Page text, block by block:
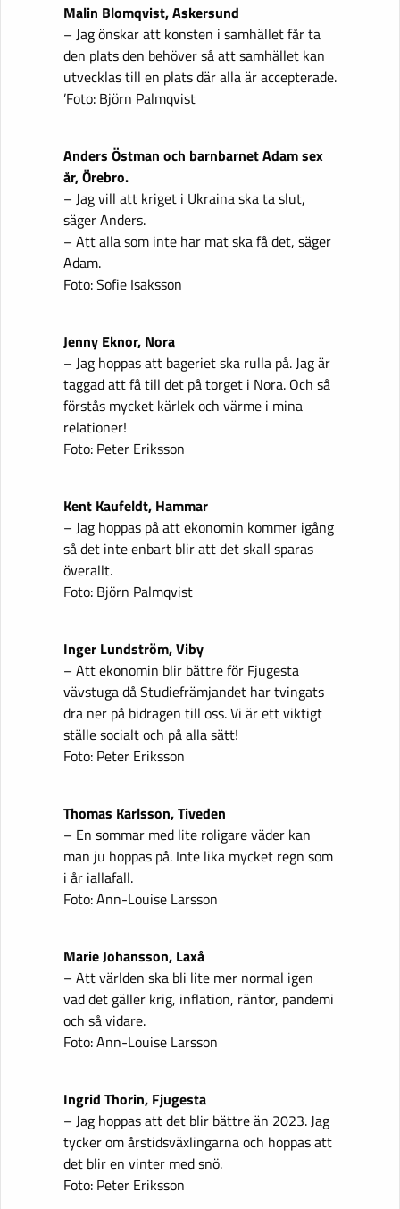
Malin Blomqvist, Askersund
– Jag önskar att konsten i samhället får ta
den plats den behöver så att samhället kan
utvecklas till en plats där alla är accepterade.
’Foto: Björn Palmqvist
Anders Östman och barnbarnet Adam sex
år, Örebro.
– Jag vill att kriget i Ukraina ska ta slut,
säger Anders.
– Att alla som inte har mat ska få det, säger
Adam.
Foto: Sofie Isaksson
Jenny Eknor, Nora
– Jag hoppas att bageriet ska rulla på. Jag är
taggad att få till det på torget i Nora. Och så
förstås mycket kärlek och värme i mina
relationer!
Foto: Peter Eriksson
Kent Kaufeldt, Hammar
– Jag hoppas på att ekonomin kommer igång
så det inte enbart blir att det skall sparas
överallt.
Foto: Björn Palmqvist
Inger Lundström, Viby
– Att ekonomin blir bättre för Fjugesta
vävstuga då Studiefrämjandet har tvingats
dra ner på bidragen till oss. Vi är ett viktigt
ställe socialt och på alla sätt!
Foto: Peter Eriksson
Thomas Karlsson, Tiveden
– En sommar med lite roligare väder kan
man ju hoppas på. Inte lika mycket regn som
i år iallafall.
Foto: Ann-Louise Larsson
Marie Johansson, Laxå
– Att världen ska bli lite mer normal igen
vad det gäller krig, inflation, räntor, pandemi
och så vidare.
Foto: Ann-Louise Larsson
Ingrid Thorin, Fjugesta
– Jag hoppas att det blir bättre än 2023. Jag
tycker om årstidsväxlingarna och hoppas att
det blir en vinter med snö.
Foto: Peter Eriksson